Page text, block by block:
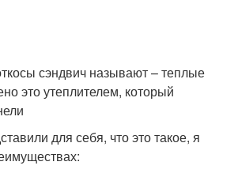
сэндвич называют – теплые
это утеплителем, который
для себя, что это такое, я